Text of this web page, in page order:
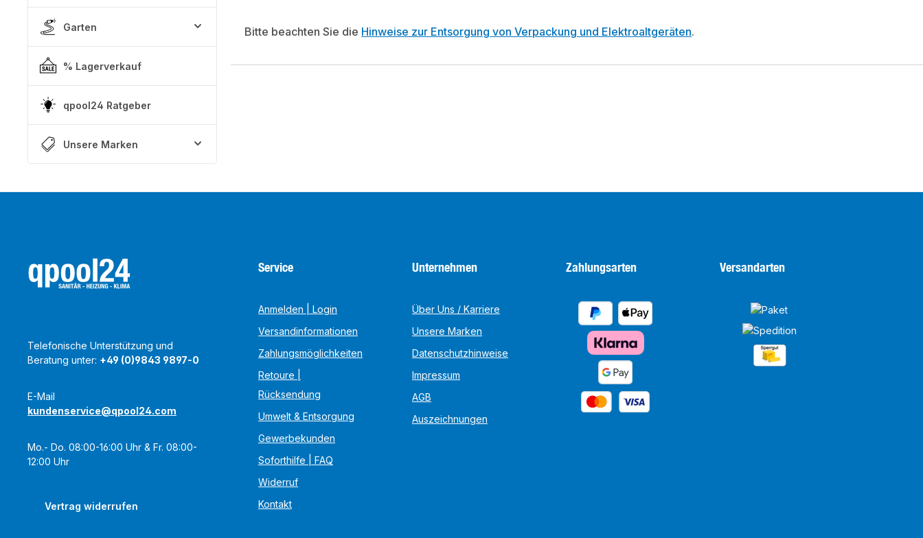
Garten
% Lagerverkauf
qpool24 Ratgeber
Unsere Marken
Bitte beachten Sie die Hinweise zur Entsorgung von Verpackung und Elektroaltgeräten.
Telefonische Unterstützung und
Beratung unter: +49 (0)9843 9897-0
E-Mail
kundenservice@qpool24.com
Mo.- Do. 08:00-16:00 Uhr & Fr. 08:00-
12:00 Uhr
Vertrag widerrufen
Service
Anmelden | Login
Versandinformationen
Zahlungsmöglichkeiten
Retoure |
Rücksendung
Umwelt & Entsorgung
Gewerbekunden
Soforthilfe | FAQ
Widerruf
Kontakt
Unternehmen
Über Uns / Karriere
Unsere Marken
Datenschutzhinweise
Impressum
AGB
Auszeichnungen
Zahlungsarten Versandarten